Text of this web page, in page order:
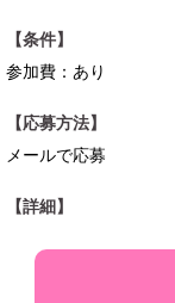
【条件】
参加費：あり
【応募方法】
メールで応募
【詳細】